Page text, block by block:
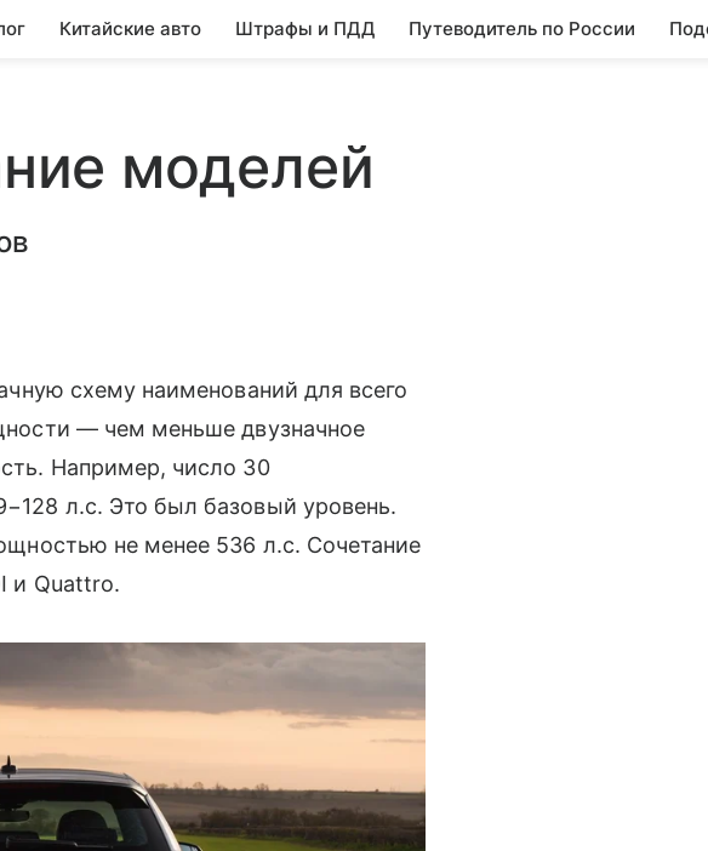
Китайские авто Штрафы и ПДД Путеводитель по России
моделей
схему наименований для всего
— чем меньше двузначное
Например, число 30
л.с. Это был базовый уровень.
не менее 536 л.с. Сочетание
и Quattro.